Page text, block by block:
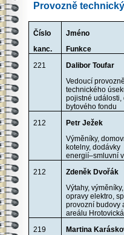
Provozně
Číslo
kanc.
Jméno
Funkce
221
Dalibor Toufar
Vedoucí provozně
technického
pojistné události,
bytového fondu
212
Petr Ježek
Výměníky,
kotelny, dodávky
energií–smluvní
212
Zdeněk Dvořák
Výtahy, výměníky,
opravy elektro,
provozní budovy
areálu Hrotovická
219
Martina